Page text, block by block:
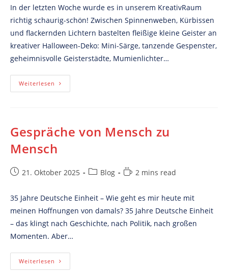
In der letzten Woche wurde es in unserem KreativRaum
richtig schaurig-schön! Zwischen Spinnenweben, Kürbissen
und flackernden Lichtern bastelten fleißige kleine Geister an
kreativer Halloween-Deko: Mini-Särge, tanzende Gespenster,
geheimnisvolle Geisterstädte, Mumienlichter…
Weiterlesen Halloween
Basteln
Gespräche von Mensch zu
Mensch
Post21. Oktober 2025
PostBlog
Reading
2 mins read
35 Jahre Deutsche Einheit – Wie geht es mir heute mit
meinen Hoffnungen von damals? 35 Jahre Deutsche Einheit
– das klingt nach Geschichte, nach Politik, nach großen
Momenten. Aber…
Weiterlesen Gespräche
Von